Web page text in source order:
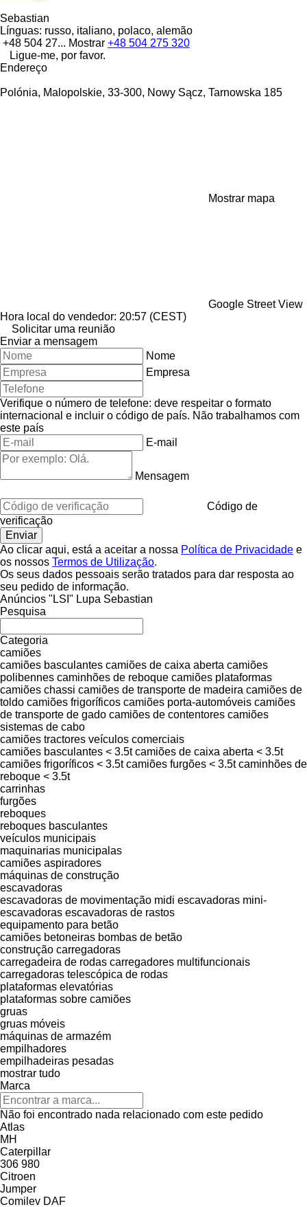
Sebastian
Línguas: russo, italiano, polaco, alemão
+48 504 27... Mostrar +48 504 275 320
Ligue-me, por favor.
Endereço
Polónia, Malopolskie, 33-300, Nowy Sącz, Tarnowska 185
Mostrar mapa
Google Street View
Hora local do vendedor: 20:57 (CEST)
Solicitar uma reunião
Enviar a mensagem
Nome
Empresa
Verifique o número de telefone: deve respeitar o formato
internacional e incluir o código de país. Não trabalhamos com
este país
E-mail
Mensagem
Código de
verificação
Ao clicar aqui, está a aceitar a nossa Política de Privacidade e
os nossos Termos de Utilização.
Os seus dados pessoais serão tratados para dar resposta ao
seu pedido de informação.
Anúncios "LSI" Lupa Sebastian
Pesquisa
Categoria
camiões
camiões basculantes camiões de caixa aberta camiões
polibennes caminhões de reboque camiões plataformas
camiões chassi camiões de transporte de madeira camiões de
toldo camiões frigoríficos camiões porta-automóveis camiões
de transporte de gado camiões de contentores camiões
sistemas de cabo
camiões tractores veículos comerciais
camiões basculantes < 3.5t camiões de caixa aberta < 3.5t
camiões frigoríficos < 3.5t camiões furgões < 3.5t caminhões de
reboque < 3.5t
carrinhas
furgões
reboques
reboques basculantes
veículos municipais
maquinarias municipalas
camiões aspiradores
máquinas de construção
escavadoras
escavadoras de movimentação midi escavadoras mini-
escavadoras escavadoras de rastos
equipamento para betão
camiões betoneiras bombas de betão
construção carregadoras
carregadeira de rodas carregadores multifuncionais
carregadoras telescópica de rodas
plataformas elevatórias
plataformas sobre camiões
gruas
gruas móveis
máquinas de armazém
empilhadores
empilhadeiras pesadas
mostrar tudo
Marca
Não foi encontrado nada relacionado com este pedido
Atlas
MH
Caterpillar
306 980
Citroen
Jumper
Comilev DAF